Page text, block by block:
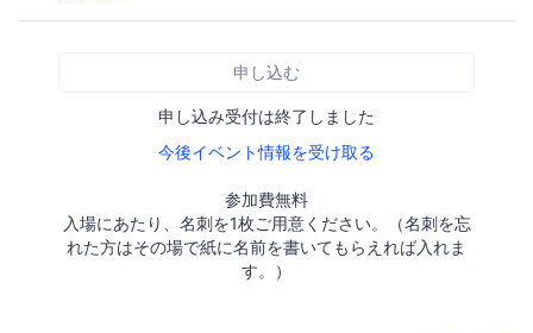
申し込む
申し込み受付は終了しました
今後イベント情報を受け取る
参加費無料
入場にあたり、名刺を1枚ご用意ください。（名刺を忘
れた方はその場で紙に名前を書いてもらえれば入れま
す。）